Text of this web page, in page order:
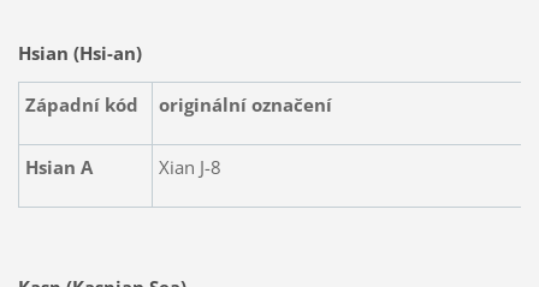
Hsian (Hsi-an)
Západní kód originální označení
Hsian A Xian J-8